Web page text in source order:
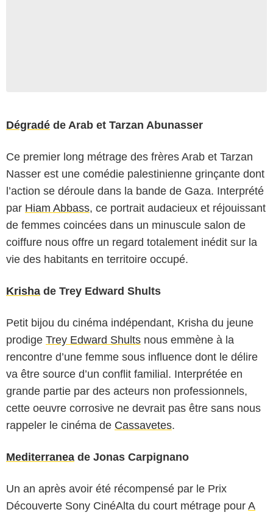
Dégradé de Arab et Tarzan Abunasser
Ce premier long métrage des frères Arab et Tarzan
Nasser est une comédie palestinienne grinçante dont
l’action se déroule dans la bande de Gaza. Interprété
par Hiam Abbass, ce portrait audacieux et réjouissant
de femmes coincées dans un minuscule salon de
coiffure nous offre un regard totalement inédit sur la
vie des habitants en territoire occupé.
Krisha de Trey Edward Shults
Petit bijou du cinéma indépendant, Krisha du jeune
prodige Trey Edward Shults nous emmène à la
rencontre d’une femme sous influence dont le délire
va être source d’un conflit familial. Interprétée en
grande partie par des acteurs non professionnels,
cette oeuvre corrosive ne devrait pas être sans nous
rappeler le cinéma de Cassavetes.
Mediterranea de Jonas Carpignano
Un an après avoir été récompensé par le Prix
Découverte Sony CinéAlta du court métrage pour A